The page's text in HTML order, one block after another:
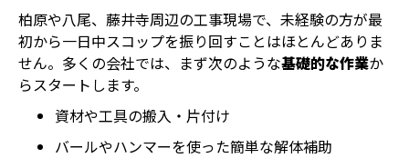
柏原や八尾、藤井寺周辺の工事現場で、未経験の方が最
初から一日中スコップを振り回すことはほとんどありま
せん。多くの会社では、まず次のような基礎的な作業か
らスタートします。
資材や工具の搬入・片付け
バールやハンマーを使った簡単な解体補助